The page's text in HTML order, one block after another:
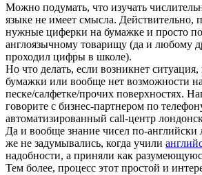
Можно подумать, что изучать
языке не имеет смысла. Действительно,
нужные циферки на бумажке и просто
англоязычному товарищу (да и любому
проходил цифры в школе).
Но что делать, если возникнет ситуация,
бумажки или вообще нет возможности
песке/салфетке/прочих поверхностях.
говорите с бизнес-партнером по
автоматизированный call-центр
Да и вообще знание чисел по-
же не задумывались, когда учили
надобности, а приняли как
Тем более, процесс этот простой и